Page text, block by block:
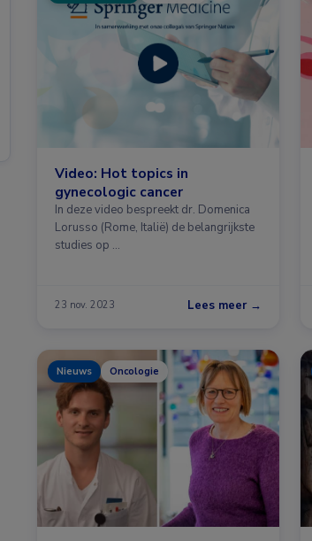
Video: Hot topics in
gynecologic cancer
In deze video bespreekt dr. Domenica
Lorusso (Rome, Italië) de belangrijkste
studies op …
23 nov. 2023 Lees meer →
Nieuws Oncologie